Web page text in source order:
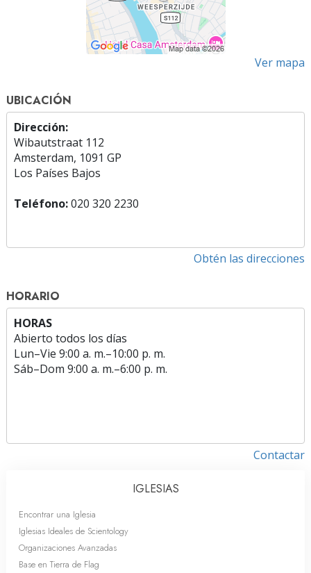
Ver mapa
UBICACIÓN
Dirección:
Wibautstraat 112
Amsterdam, 1091 GP
Los Países Bajos
Teléfono:020 320 2230
Obtén las direcciones
HORARIO
HORAS
Abierto todos los días
Lun–Vie 9:00 a. m.–10:00 p. m.
Sáb–Dom 9:00 a. m.–6:00 p. m.
Contactar
IGLESIAS
Encontrar una Iglesia
Iglesias Ideales de Scientology
Organizaciones Avanzadas
Base en Tierra de Flag